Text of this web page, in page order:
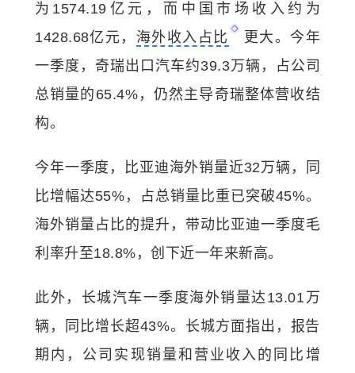
为1574.19亿元，而中国市场收入约为
1428.68亿元， 海外收入占比
更大。今年
一季度，奇瑞出口汽车约39.3万辆，占公司
总销量的65.4%，仍然主导奇瑞整体营收结
构。
今年一季度，比亚迪海外销量近32万辆，同
比增幅达55%，占总销量比重已突破45%。
海外销量占比的提升，带动比亚迪一季度毛
利率升至18.8%，创下近一年来新高。
此外，长城汽车一季度海外销量达13.01万
辆，同比增长超43%。长城方面指出，报告
期内，公司实现销量和营业收入的同比增